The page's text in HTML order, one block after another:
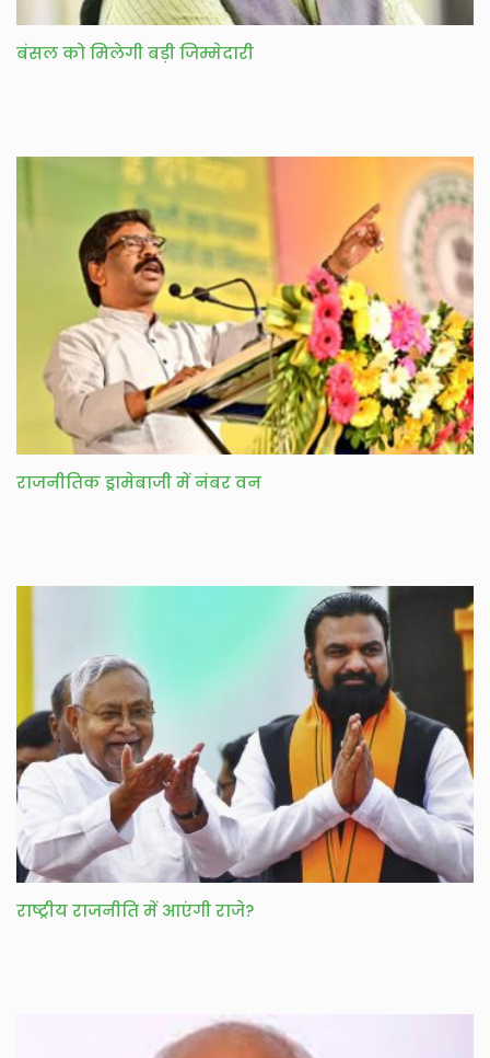
बंसल को मिलेगी बड़ी जिम्मेदारी
राजनीतिक ड्रामेबाजी में नंबर वन
राष्ट्रीय राजनीति में आएंगी राजे?